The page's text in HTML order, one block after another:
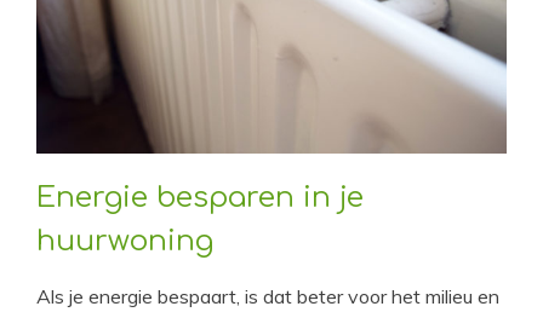
Energie besparen in je
huurwoning
Als je energie bespaart, is dat beter voor het milieu en